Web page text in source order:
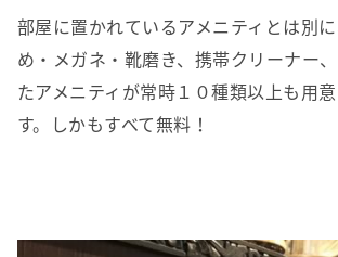
部屋に置かれているアメニティとは別
め・メガネ・靴磨き、携帯クリーナー
たアメニティが常時１０種類以上も用
す。しかもすべて無料！